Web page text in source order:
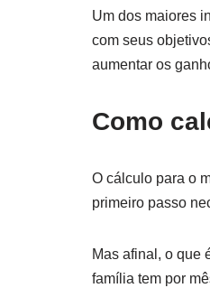
Um dos maiores
com seus
aumentar os
Como
O cálculo para o
primeiro passo
Mas afinal, o que
família tem por